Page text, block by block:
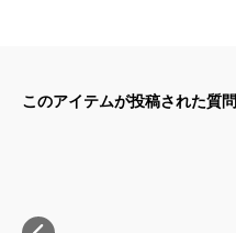
このアイテムが投稿された質問